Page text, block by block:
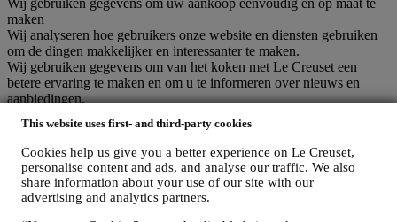
This website uses first- and third-party cookies
Cookies help us give you a better experience on Le Creuset,
personalise content and ads, and analyse our traffic. We also
share information about your use of our site with our
advertising and analytics partners.
maken
Wij analyseren hoe gebruikers onze website en diensten gebruiken
om de dingen makkelijker en interessanter te maken.
Wij gebruiken gegevens om van het koken met Le Creuset een
betere ervaring te maken en om u te informeren over nieuws en
aanbiedingen.
Creuset-nieuwsbrief te ontvangen, sturen wij u speciale,
gepersonaliseerde inhoud en informeren wij u wanneer er nieuwe
producten worden gelanceerd, wanneer er exclusieve aanbiedingen,
showcooking- of komende evenementen zijn, of wanneer er speciale
promoties voor u zijn.